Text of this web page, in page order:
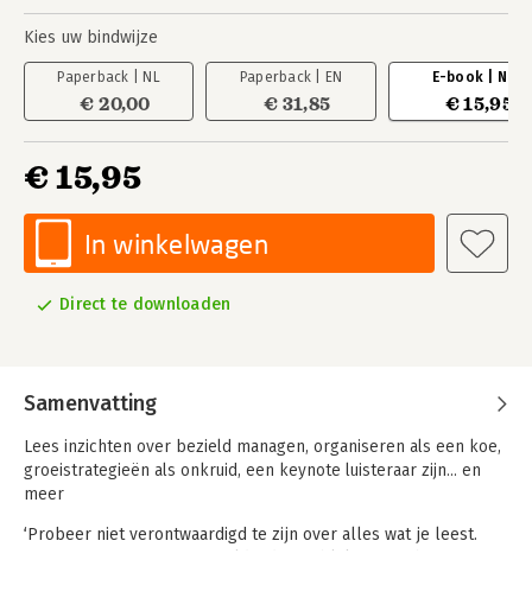
Kies uw bindwijze
Paperback | NL
€ 20,00
Paperback | EN
€ 31,85
E-book | NL
€ 15,95
€ 15,95
In winkelwagen
Direct te downloaden
Samenvatting
Lees inzichten over bezield managen, organiseren als een koe,
groeistrategieën als onkruid, een keynote luisteraar zijn... en
meer
‘Probeer niet verontwaardigd te zijn over alles wat je leest.